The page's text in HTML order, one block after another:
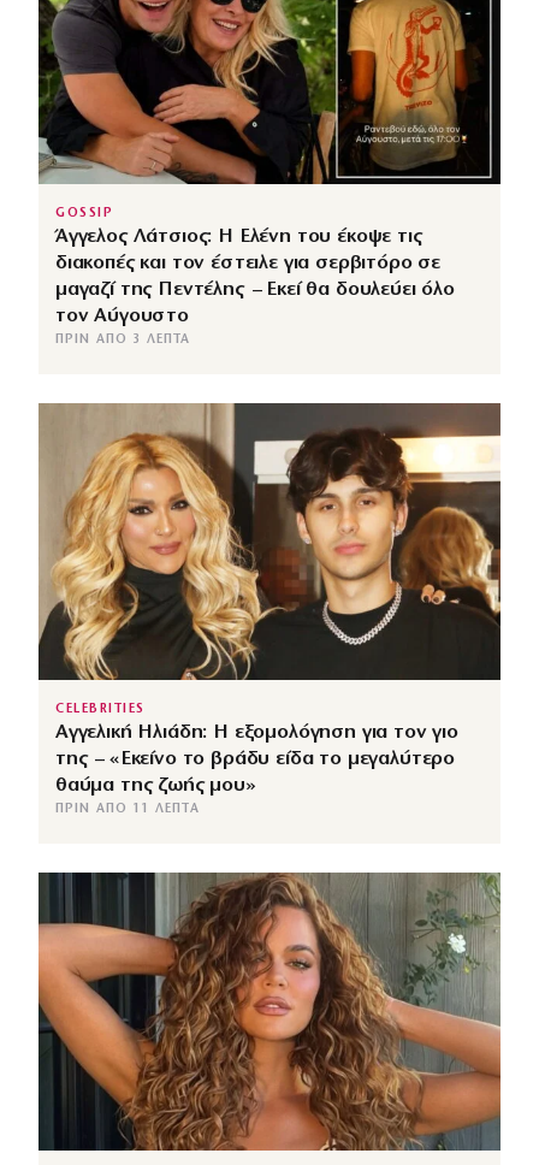
GOSSIP
Άγγελος Λάτσιος: Η Ελένη του έκοψε τις
διακοπές και τον έστειλε για σερβιτόρο σε
μαγαζί της Πεντέλης – Εκεί θα δουλεύει όλο
τον Αύγουστο
ΠΡΙΝ ΑΠΌ 3 ΛΕΠΤΆ
CELEBRITIES
Αγγελική Ηλιάδη: Η εξομολόγηση για τον γιο
της – «Εκείνο το βράδυ είδα το μεγαλύτερο
θαύμα της ζωής μου»
ΠΡΙΝ ΑΠΌ 11 ΛΕΠΤΆ